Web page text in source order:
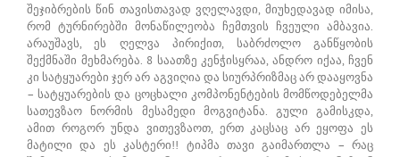
შეჯიბრების წინ თავისთავად ვღელავდი, მიუხედავად იმისა,
რომ ტურნირებში მონაწილეობა ჩემთვის ჩვეული ამბავია.
არაუშავს, ეს ღელვა პირიქით, საბრძოლო განწყობის
შექმნაში მეხმარება. 8 საათზე კენჭისყრაა, ანდრო იქაა, ჩვენ
კი სატყუარები ჯერ არ აგვიღია და სიურპრიზმაც არ დააყოვნა
– სატყუარების და ცოცხალი კომპონენტების მომწოდებელმა
სათევზაო ნორმის მესამედი მოგვიტანა. გული გამისკდა,
ამით როგორ უნდა ვითევზაოთ, ერთ კაცსაც არ ეყოფა ეს
მატილი და ეს კასტერი!! ტიპმა თავი გაიმართლა – რაც